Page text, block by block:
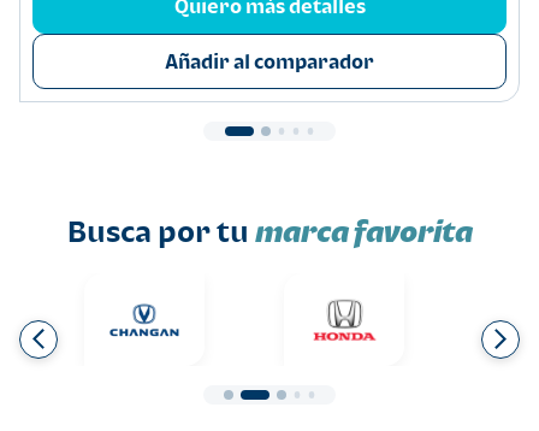
Quiero más detalles
Añadir al comparador
Busca por tu marca favorita